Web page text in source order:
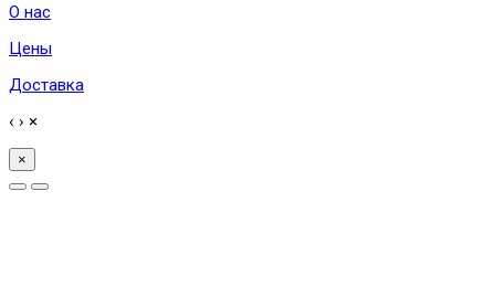
О нас
Цены
Доставка
‹ › ×
×